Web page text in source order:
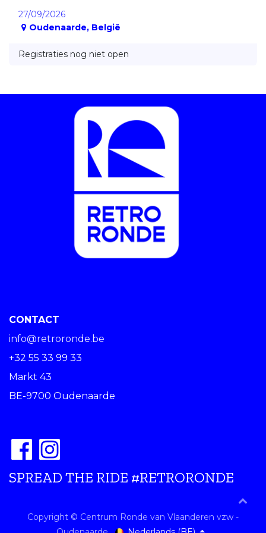
27/09/2026
Oudenaarde, België
Registraties nog niet open
CONTACT
info@retroronde.be
+32 55 33 99 33
Markt 43
BE-9700 Oudenaarde
SPREAD THE RIDE #RETRORONDE
Copyright © Centrum Ronde van Vlaanderen vzw -